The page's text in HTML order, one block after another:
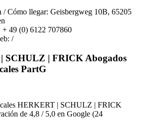
/ Cómo llegar: Geisbergweg 10B, 65205
+ 49 (0) 6122 707860
/
SCHULZ | FRICK Abogados
PartG
HERKERT | SCHULZ | FRICK
de 4,8 / 5,0 en Google (24